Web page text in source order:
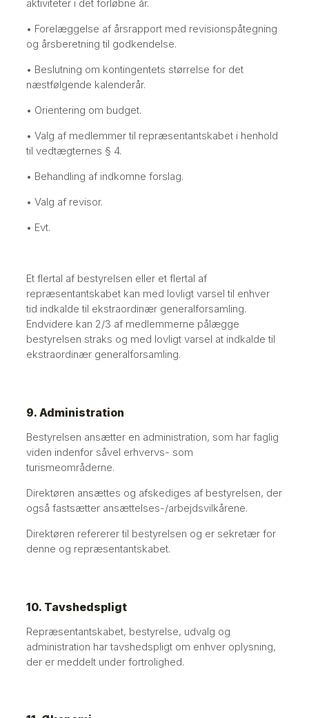
aktiviteter i det forløbne år.
• Forelæggelse af årsrapport med revisionspåtegning
og årsberetning til godkendelse.
• Beslutning om kontingentets størrelse for det
næstfølgende kalenderår.
• Orientering om budget.
• Valg af medlemmer til repræsentantskabet i henhold
til vedtægternes § 4.
• Behandling af indkomne forslag.
• Valg af revisor.
• Evt.
Et flertal af bestyrelsen eller et flertal af
repræsentantskabet kan med lovligt varsel til enhver
tid indkalde til ekstraordinær generalforsamling.
Endvidere kan 2/3 af medlemmerne pålægge
bestyrelsen straks og med lovligt varsel at indkalde til
ekstraordinær generalforsamling.
9. Administration
Bestyrelsen ansætter en administration, som har faglig
viden indenfor såvel erhvervs- som
turismeområderne.
Direktøren ansættes og afskediges af bestyrelsen, der
også fastsætter ansættelses-/arbejdsvilkårene.
Direktøren refererer til bestyrelsen og er sekretær for
denne og repræsentantskabet.
10. Tavshedspligt
Repræsentantskabet, bestyrelse, udvalg og
administration har tavshedspligt om enhver oplysning,
der er meddelt under fortrolighed.